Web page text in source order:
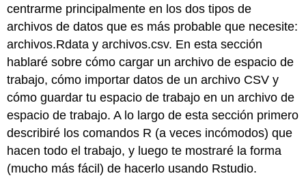
centrarme principalmente en los dos tipos de
archivos de datos que es más probable que necesite:
archivos.Rdata y archivos.csv. En esta sección
hablaré sobre cómo cargar un archivo de espacio de
trabajo, cómo importar datos de un archivo CSV y
cómo guardar tu espacio de trabajo en un archivo de
espacio de trabajo. A lo largo de esta sección primero
describiré los comandos R (a veces incómodos) que
hacen todo el trabajo, y luego te mostraré la forma
(mucho más fácil) de hacerlo usando Rstudio.